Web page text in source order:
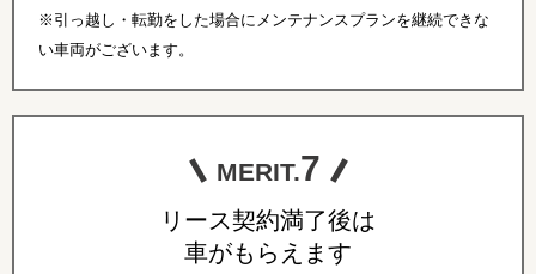
※引っ越し・転勤をした場合にメンテナンスプランを継続できな
い車両がございます。
MERIT.7
リース契約満了後は
車がもらえます